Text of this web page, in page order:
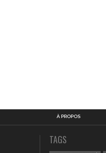
À PROPOS
TAGS